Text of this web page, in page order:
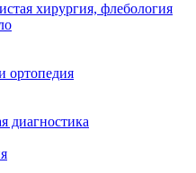
хирургия, флебология
ортопедия
диагностика